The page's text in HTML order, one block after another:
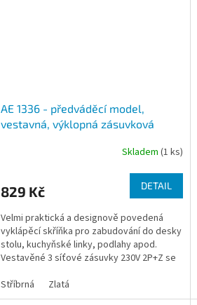
AE 1336 - předváděcí model,
vestavná, výklopná zásuvková
Skladem (1 ks)
829 Kč DETAIL
Velmi praktická a designově povedená
vyklápěcí skříňka pro zabudování do desky
stolu, kuchyňské linky, podlahy apod.
Vestavěné 3 síťové zásuvky 230V 2P+Z se
Stříbrná
Zlatá